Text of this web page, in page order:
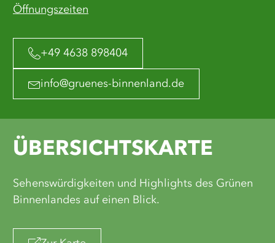
Öffnungszeiten
+49 4638 898404
info@gruenes-binnenland.de
ÜBERSICHTSKARTE
Sehenswürdigkeiten und Highlights des Grünen
Binnenlandes auf einen Blick.